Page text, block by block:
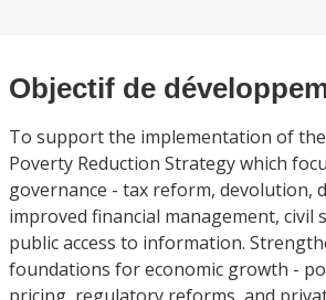
Objectif de
To support the implementation of
Poverty Reduction Strategy which
governance - tax reform, devolution,
improved financial management, civil
public access to information.
foundations for economic growth -